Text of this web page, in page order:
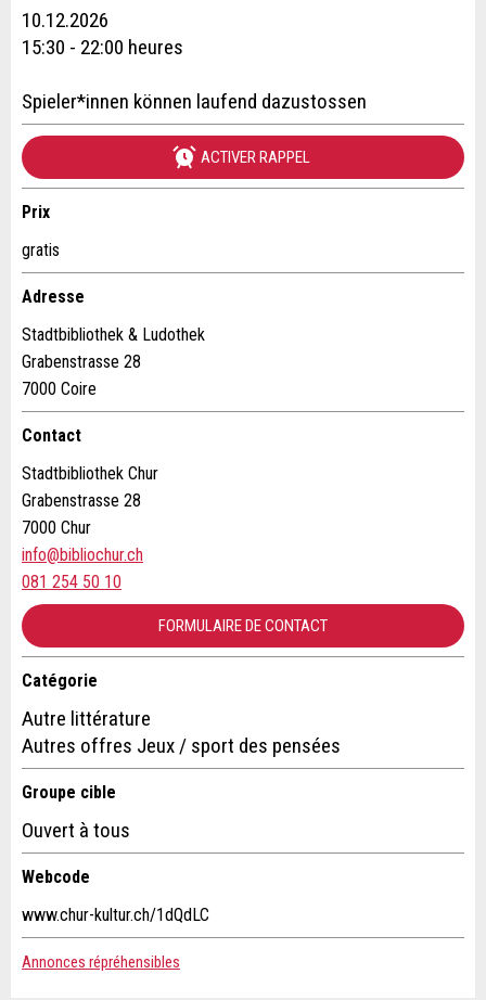
Nachricht
* Saisie nécessaire
mail est transmise à guidle
ECRIRE UN MESSAGE
Fermer
* Saisie nécessaire
Fermer
Entreprise / organisation:
Rue et N° *:
NPA / Lieu *:
E-mail *:
Téléphone *:
Message:
* Champ obligatoire
Information: Pour l'assurance qualité, une copie de l' e-
S'INSCRIRE
10.12.2026
15:30 - 22:00 heures
Spieler*innen können laufend dazustossen
ACTIVER RAPPEL
Prix
gratis
Adresse
Stadtbibliothek & Ludothek
Grabenstrasse 28
7000 Coire
Contact
Stadtbibliothek Chur
Grabenstrasse 28
7000 Chur
info@bibliochur.ch
081 254 50 10
FORMULAIRE DE CONTACT
Contact
Composez un message à la personne de contact pour cette
annonce .
Catégorie
Autre littérature
Autres offres Jeux / sport des pensées
Groupe cible
Ouvert à tous
Webcode
www.chur-kultur.ch/1dQdLC
Annonces répréhensibles